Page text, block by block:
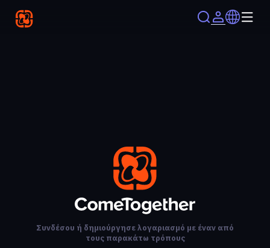
Συνδέσου ή δημιούργησε λογαριασμό με έναν από
τους παρακάτω τρόπους